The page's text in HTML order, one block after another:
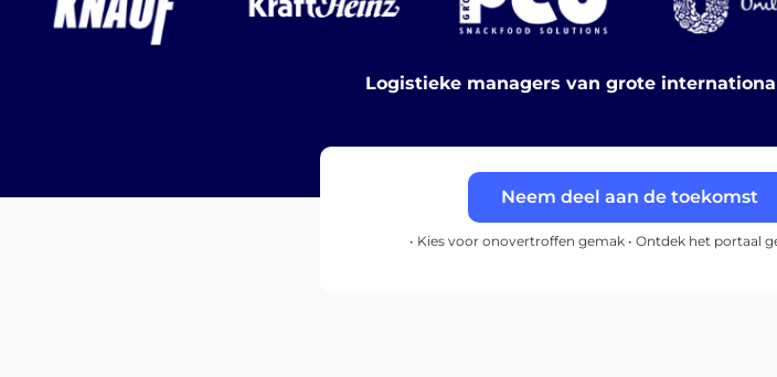
Logistieke managers van grote
Neem deel aan de toekomst
• Kies voor onovertroffen gemak • Ontdek het portaal